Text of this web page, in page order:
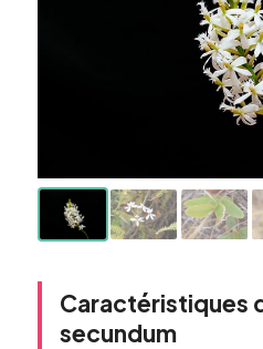
Caractéristiques
secundum